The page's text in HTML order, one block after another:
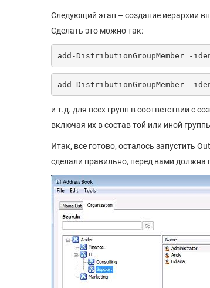
Следующий этап – создание иерархии
Сделать это можно так:
add-DistributionGroupMember -
add-DistributionGroupMember -
и т.д. для всех групп в соответствии с
включая их в состав той или иной
Итак, все готово, осталось запустить
сделали правильно, перед вами должна